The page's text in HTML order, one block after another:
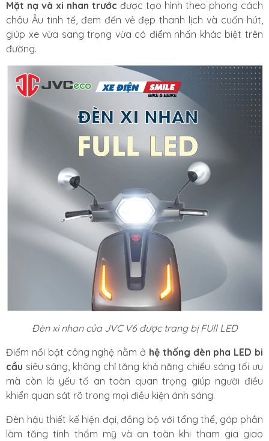
Mặt nạ và xi nhan trước được tạo hình theo phong cách
châu Âu tinh tế, đem đến vẻ đẹp thanh lịch và cuốn hút,
giúp xe vừa sang trọng vừa có điểm nhấn khác biệt trên
đường.
Đèn xi nhan của JVC V6 được trang bị FUll LED
Điểm nổi bật công nghệ nằm ở hệ thống đèn pha LED bi
cầu siêu sáng, không chỉ tăng khả năng chiếu sáng tối ưu
mà còn là yếu tố an toàn quan trọng giúp người điều
khiển quan sát rõ trong mọi điều kiện ánh sáng.
Đèn hậu thiết kế hiện đại, đồng bộ với tổng thể, góp phần
làm tăng tính thẩm mỹ và an toàn khi tham gia giao